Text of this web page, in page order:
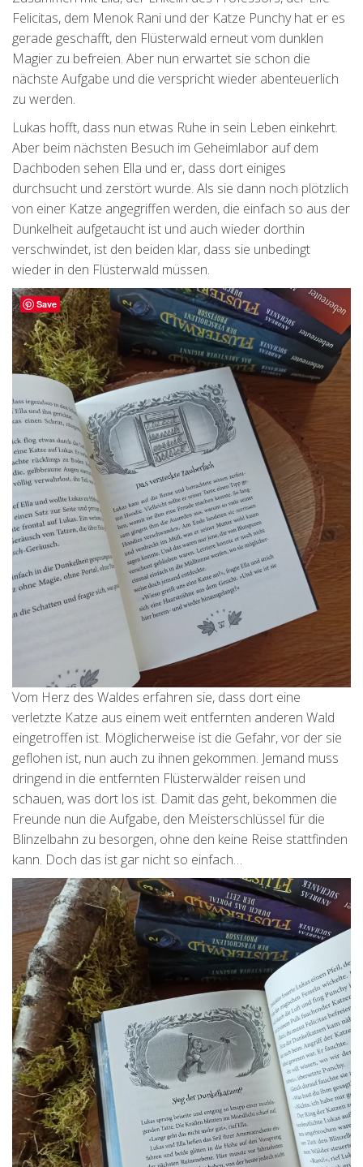
Felicitas, dem Menok Rani und der Katze Punchy hat er es
gerade geschafft, den Flüsterwald erneut vom dunklen
Magier zu befreien. Aber nun erwartet sie schon die
nächste Aufgabe und die verspricht wieder abenteuerlich
zu werden.
Lukas hofft, dass nun etwas Ruhe in sein Leben einkehrt.
Aber beim nächsten Besuch im Geheimlabor auf dem
Dachboden sehen Ella und er, dass dort einiges
durchsucht und zerstört wurde. Als sie dann noch plötzlich
von einer Katze angegriffen werden, die einfach so aus der
Dunkelheit aufgetaucht ist und auch wieder dorthin
verschwindet, ist den beiden klar, dass sie unbedingt
wieder in den Flüsterwald müssen.
Vom Herz des Waldes erfahren sie, dass dort eine
verletzte Katze aus einem weit entfernten anderen Wald
eingetroffen ist. Möglicherweise ist die Gefahr, vor der sie
geflohen ist, nun auch zu ihnen gekommen. Jemand muss
dringend in die entfernten Flüsterwälder reisen und
schauen, was dort los ist. Damit das geht, bekommen die
Freunde nun die Aufgabe, den Meisterschlüssel für die
Blinzelbahn zu besorgen, ohne den keine Reise stattfinden
kann. Doch das ist gar nicht so einfach…
Save